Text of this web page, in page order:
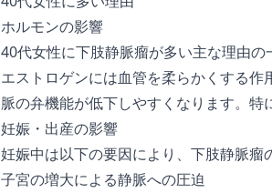
ホルモンの影響
40代女性に下肢静脈瘤が多い主な理由の
エストロゲンには血管を柔らかくする
脈の弁機能が低下しやすくなります。
妊娠・出産の影響
妊娠中は以下の要因により、下肢静脈瘤
子宮の増大による静脈への圧迫